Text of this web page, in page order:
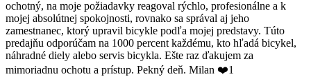
ochotný, na moje požiadavky reagoval rýchlo, profesionálne a k
mojej absolútnej spokojnosti, rovnako sa správal aj jeho
zamestnanec, ktorý upravil bicykle podľa mojej predstavy. Túto
predajňu odporúčam na 1000 percent každému, kto hľadá bicykel,
náhradné diely alebo servis bicykla. Ešte raz ďakujem za
mimoriadnu ochotu a prístup. Pekný deň. Milan ❤️1